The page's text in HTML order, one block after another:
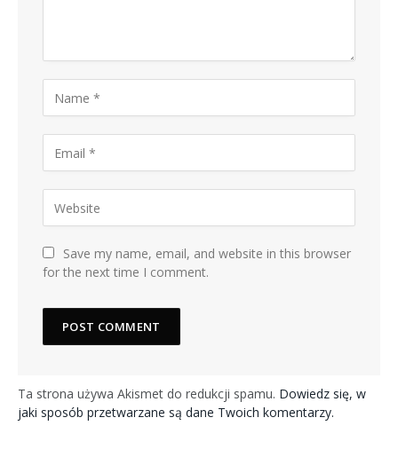
Save my name, email, and website in this browser
for the next time I comment.
Ta strona używa Akismet do redukcji spamu. Dowiedz się, w
jaki sposób przetwarzane są dane Twoich komentarzy.